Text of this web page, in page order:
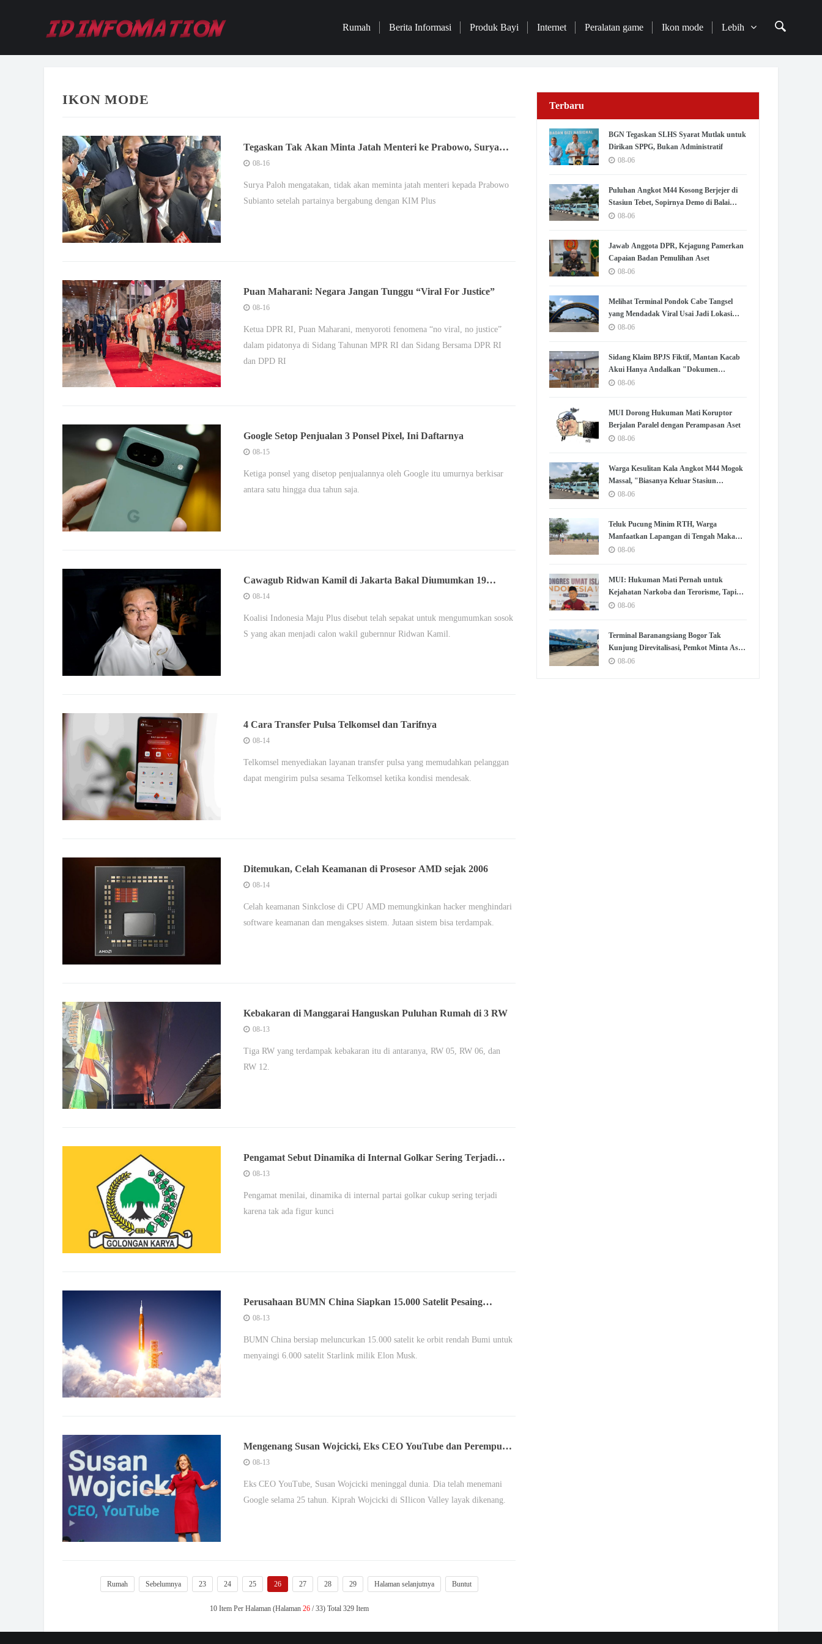
Rumah Berita Informasi Produk Bayi Internet Peralatan game Ikon mode Lebih
IKON MODE
Tegaskan Tak Akan Minta Jatah Menteri ke Prabowo, Surya
Paloh: Malu Lah Bicara soal Itu
08-16
Surya Paloh mengatakan, tidak akan meminta jatah menteri kepada Prabowo
Subianto setelah partainya bergabung dengan KIM Plus
Puan Maharani: Negara Jangan Tunggu “Viral For Justice”
08-16
Ketua DPR RI, Puan Maharani, menyoroti fenomena “no viral, no justice”
dalam pidatonya di Sidang Tahunan MPR RI dan Sidang Bersama DPR RI
dan DPD RI
Google Setop Penjualan 3 Ponsel Pixel, Ini Daftarnya
08-15
Ketiga ponsel yang disetop penjualannya oleh Google itu umurnya berkisar
antara satu hingga dua tahun saja.
Cawagub Ridwan Kamil di Jakarta Bakal Diumumkan 19
Agustus
08-14
Koalisi Indonesia Maju Plus disebut telah sepakat untuk mengumumkan sosok
S yang akan menjadi calon wakil gubernnur Ridwan Kamil.
4 Cara Transfer Pulsa Telkomsel dan Tarifnya
08-14
Telkomsel menyediakan layanan transfer pulsa yang memudahkan pelanggan
dapat mengirim pulsa sesama Telkomsel ketika kondisi mendesak.
Ditemukan, Celah Keamanan di Prosesor AMD sejak 2006
08-14
Celah keamanan Sinkclose di CPU AMD memungkinkan hacker menghindari
software keamanan dan mengakses sistem. Jutaan sistem bisa terdampak.
Kebakaran di Manggarai Hanguskan Puluhan Rumah di 3 RW
08-13
Tiga RW yang terdampak kebakaran itu di antaranya, RW 05, RW 06, dan
RW 12.
Pengamat Sebut Dinamika di Internal Golkar Sering Terjadi
karena Tak Punya Figur Kunci
08-13
Pengamat menilai, dinamika di internal partai golkar cukup sering terjadi
karena tak ada figur kunci
Perusahaan BUMN China Siapkan 15.000 Satelit Pesaing
Starlink
08-13
BUMN China bersiap meluncurkan 15.000 satelit ke orbit rendah Bumi untuk
menyaingi 6.000 satelit Starlink milik Elon Musk.
Mengenang Susan Wojcicki, Eks CEO YouTube dan Perempuan
Hebat di Silicon Valley
08-13
Eks CEO YouTube, Susan Wojcicki meninggal dunia. Dia telah menemani
Google selama 25 tahun. Kiprah Wojcicki di SIlicon Valley layak dikenang.
Rumah Sebelumnya 23 24 25 26 27 28 29 Halaman selanjutnya Buntut
10 Item Per Halaman (Halaman 26/ 33) Total 329 Item
Terbaru
BGN Tegaskan SLHS Syarat Mutlak untuk
Dirikan SPPG, Bukan Administratif
08-06
Puluhan Angkot M44 Kosong Berjejer di
Stasiun Tebet, Sopirnya Demo di Balai
Kota Jakarta
08-06
Jawab Anggota DPR, Kejagung Pamerkan
Capaian Badan Pemulihan Aset
08-06
Melihat Terminal Pondok Cabe Tangsel
yang Mendadak Viral Usai Jadi Lokasi
Syuting No Na
08-06
Sidang Klaim BPJS Fiktif, Mantan Kacab
Akui Hanya Andalkan "Dokumen
Lengkap" untuk Disetujui
08-06
MUI Dorong Hukuman Mati Koruptor
Berjalan Paralel dengan Perampasan Aset
08-06
Warga Kesulitan Kala Angkot M44 Mogok
Massal, "Biasanya Keluar Stasiun
Langsung Nemu"
08-06
Teluk Pucung Minim RTH, Warga
Manfaatkan Lapangan di Tengah Makam
untuk Olahraga dan Kumpul
08-06
MUI: Hukuman Mati Pernah untuk
Kejahatan Narkoba dan Terorisme, Tapi
Belum untuk Koruptor
08-06
Terminal Baranangsiang Bogor Tak
Kunjung Direvitalisasi, Pemkot Minta Aset
Dikembalikan
08-06